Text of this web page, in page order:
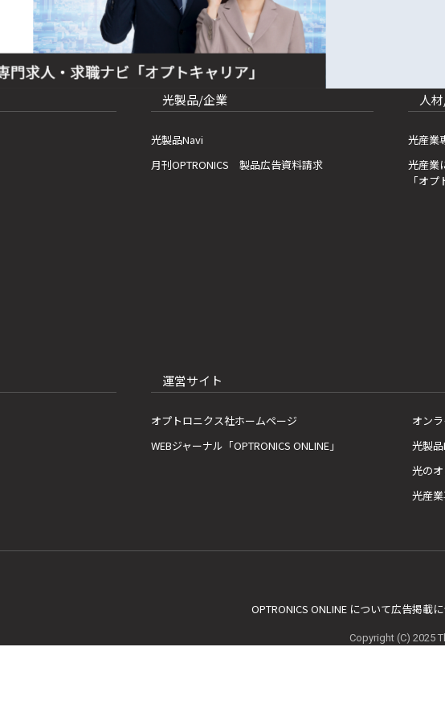
光製品/企業
光製品Navi
月刊OPTRONICS 製品広告資料請求
人
光産業
光産業
「オ
運営サイト
オプトロニクス社ホームページ
WEBジャーナル「OPTRONICS ONLINE」
オン
光製
光の
光産
OPTRONICS ONLINE について広告掲載
Copyright (C) 2025